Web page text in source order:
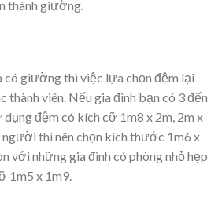
thành giường.
có giường thì việc lựa chọn đệm lại
thành viên. Nếu gia đình bạn có 3 đến
đệm có kích cỡ 1m8 x 2m, 2m x
người thì nên chọn kích thước 1m6 x
với những gia đình có phòng nhỏ hẹp
1m5 x 1m9.